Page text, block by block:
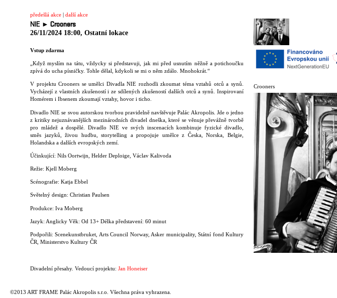
předešlá akce | další akce
NIE ► Crooners
26/11/2024 18:00, Ostatní lokace
Vstup zdarma
„Když myslím na tátu, vždycky si představuji, jak mi před usnutím něžně a potichoučku
zpívá do ucha písničky. Tohle dělal, kdykoli se mi o něm zdálo. Mnohokrát.“
V projektu Crooners se umělci Divadla NIE rozhodli zkoumat téma vztahů otců a synů.
Vycházejí z vlastních zkušeností i ze sdílených zkušeností dalších otců a synů. Inspirovaní
Homérem i Ibsenem zkoumají vztahy, hovor i ticho.
Divadlo NIE se svou autorskou tvorbou pravidelně navštěvuje Palác Akropolis. Jde o jedno
z kritiky nejuznávanějších mezinárodních divadel dneška, které se věnuje převážně tvorbě
pro mládež a dospělé. Divadlo NIE ve svých inscenacích kombinuje fyzické divadlo,
směs jazyků, živou hudbu, storytelling a propojuje umělce z Česka, Norska, Belgie,
Holandska a dalších evropských zemí.
Účinkující: Nils Oortwijn, Helder Deploige, Václav Kalivoda
Režie: Kjell Moberg
Scénografie: Katja Ebbel
Světelný design: Christian Paulsen
Produkce: Iva Moberg
Jazyk: Anglicky Věk: Od 13+ Délka představení: 60 minut
Podpořili: Scenekunstbruket, Arts Council Norway, Asker municipality, Státní fond Kultury
ČR, Ministerstvo Kultury ČR
Crooners
Divadelní přesahy. Vedoucí projektu: Jan Honeiser
©2013 ART FRAME Palác Akropolis s.r.o. Všechna práva vyhrazena.